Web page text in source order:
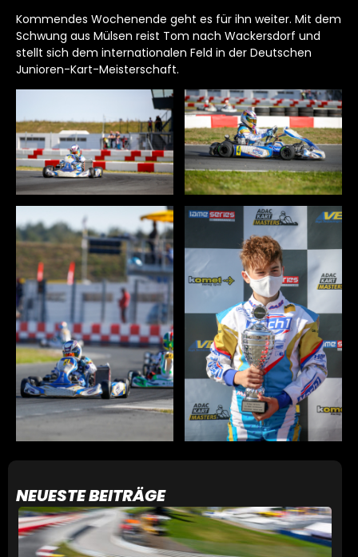
NEUESTE BEITRÄGE
Kommendes Wochenende geht es für ihn weiter. Mit dem
Schwung aus Mülsen reist Tom nach Wackersdorf und
stellt sich dem internationalen Feld in der Deutschen
Junioren-Kart-Meisterschaft.